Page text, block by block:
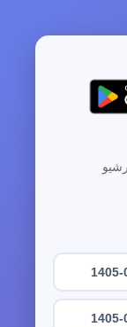
1405-
1405-